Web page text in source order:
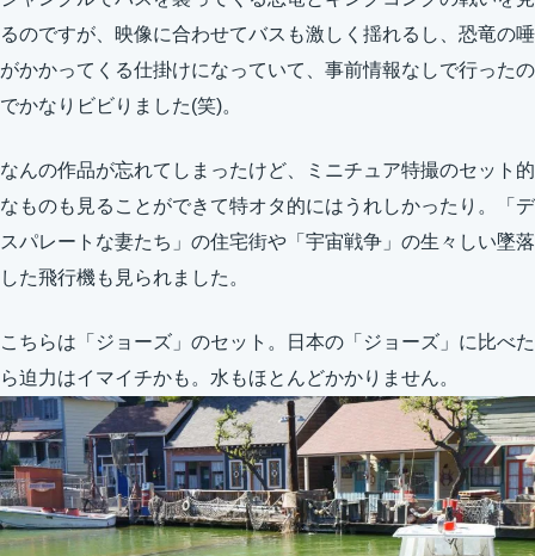
るのですが、映像に合わせてバスも激しく揺れるし、恐竜の唾
がかかってくる仕掛けになっていて、事前情報なしで行ったの
でかなりビビりました(笑)。
なんの作品が忘れてしまったけど、ミニチュア特撮のセット的
なものも見ることができて特オタ的にはうれしかったり。「デ
スパレートな妻たち」の住宅街や「宇宙戦争」の生々しい墜落
した飛行機も見られました。
こちらは「ジョーズ」のセット。日本の「ジョーズ」に比べた
ら迫力はイマイチかも。水もほとんどかかりません。